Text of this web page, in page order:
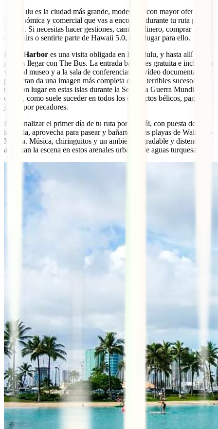
Honolulu es la ciudad más grande, moderna y con mayor oferta
gastronómica y comercial que vas a encontrar durante tu ruta por
Hawái. Si necesitas hacer gestiones, cambiar dinero, comprar
souvenirs o sentirte parte de Hawaii 5.0, es el lugar para ello.
Pearl Harbor es una visita obligada en Honolulu, y hasta allí
puedes llegar con The Bus. La entrada básica es gratuita e incluye la
visita al museo y a la sala de conferencias. El vídeo documental que
proyectan da una imagen más completa de los terribles sucesos que
tuvieron lugar en estas islas durante la Segunda Guerra Mundial, y
donde, como suele suceder en todos los conflictos bélicos, pagaron
justos por pecadores.
Para finalizar el primer día de tu ruta por Hawái, con puesta de sol
incluida, aprovecha para pasear y bañarte en las playas de Waikiki o
Moana. Música, chiringuitos y un ambiente agradable y distendido
aderezan la escena en estos arenales urbanos de aguas turquesas.